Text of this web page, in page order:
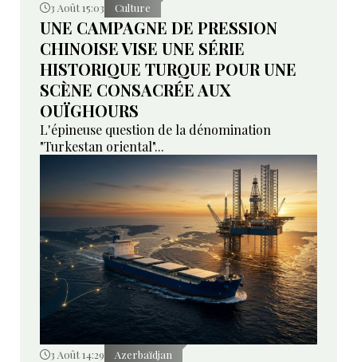
3 Août 15:03 Culture
UNE CAMPAGNE DE PRESSION
CHINOISE VISE UNE SÉRIE
HISTORIQUE TURQUE POUR UNE
SCÈNE CONSACRÉE AUX
OUÏGHOURS
L'épineuse question de la dénomination
"Turkestan oriental"...
3 Août 14:29 Azerbaïdjan